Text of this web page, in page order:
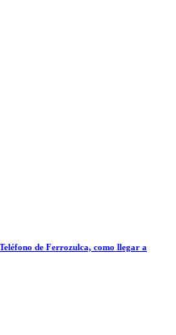
de Ferrozulca, como llegar a